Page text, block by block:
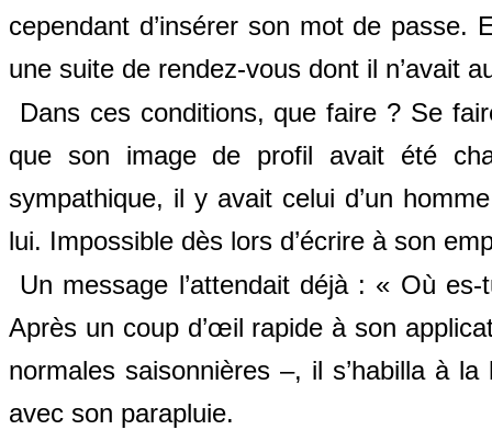
cependant d’insérer son mot de passe.
une suite de rendez-vous dont il n’avait
Dans ces conditions, que faire ? Se
que son image de profil avait été
sympathique, il y avait celui d’un
lui. Impossible dès lors d’écrire à son
Un message l’attendait déjà : « Où
Après un coup d’œil rapide à son
normales saisonnières –, il s’habilla à
avec son parapluie.